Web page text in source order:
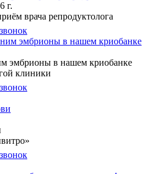
г.
врача репродуктолога
эмбрионы в нашем криобанке
клиники